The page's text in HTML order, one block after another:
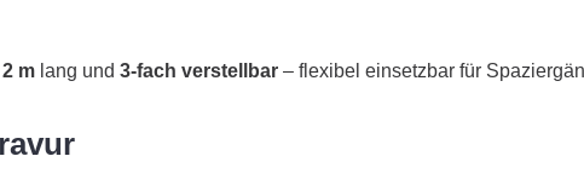
2 m lang und 3-fach verstellbar – flexibel einsetzbar für